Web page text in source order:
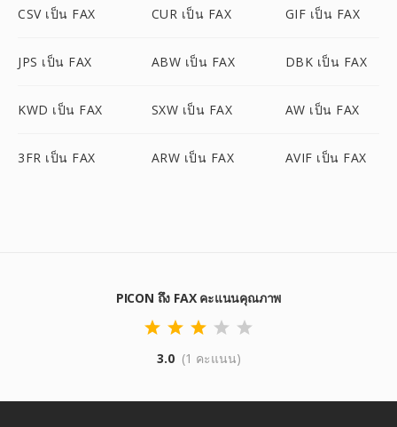
CSV เป็น FAX CUR เป็น FAX GIF เป็น FAX
JPS เป็น FAX ABW เป็น FAX DBK เป็น FAX
KWD เป็น FAX SXW เป็น FAX AW เป็น FAX
3FR เป็น FAX ARW เป็น FAX AVIF เป็น FAX
PICON ถึง FAX คะแนนคุณภาพ
3.0 (1 คะแนน)